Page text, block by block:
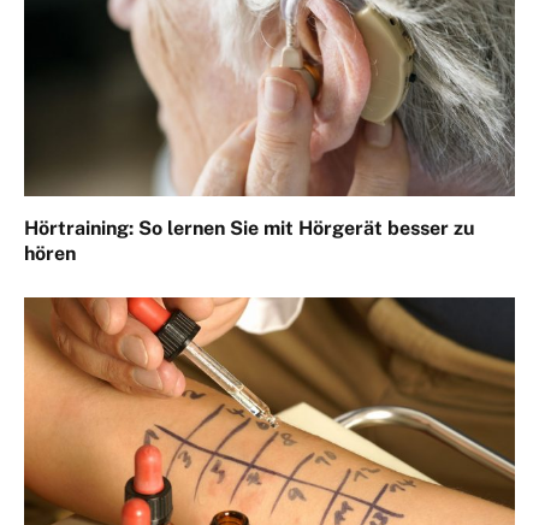
Hörtraining: So lernen Sie mit Hörgerät besser zu
hören